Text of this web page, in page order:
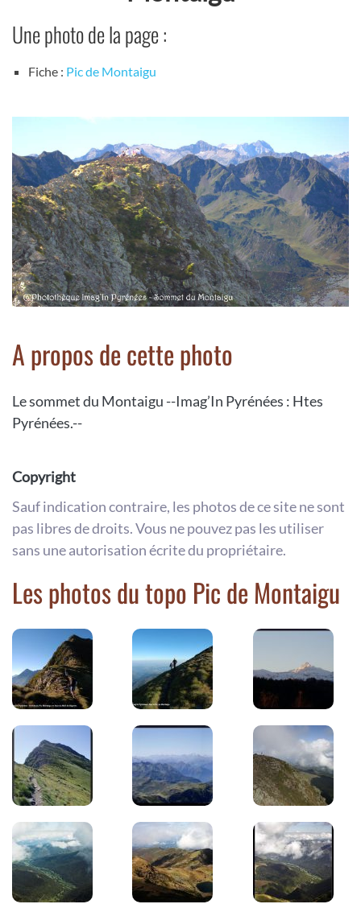
Une photo de la page :
Fiche : Pic de Montaigu
A propos de cette photo
Le sommet du Montaigu --Imag’In Pyrénées : Htes
Pyrénées.--
Copyright
Sauf indication contraire, les photos de ce site ne sont
pas libres de droits. Vous ne pouvez pas les utiliser
sans une autorisation écrite du propriétaire.
Les photos du topo Pic de Montaigu